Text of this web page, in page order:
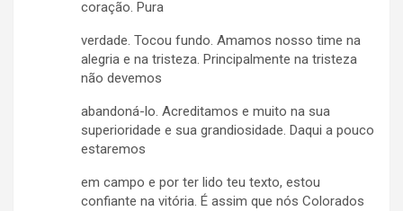
coração. Pura
verdade. Tocou fundo. Amamos nosso time na
alegria e na tristeza. Principalmente na tristeza
não devemos
abandoná-lo. Acreditamos e muito na sua
superioridade e sua grandiosidade. Daqui a pouco
estaremos
em campo e por ter lido teu texto, estou
confiante na vitória. É assim que nós Colorados